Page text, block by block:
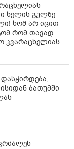
ხელის გულზე
ხომ არ იცით
რომ თავად
კვარაცხელიას
ბათუმში